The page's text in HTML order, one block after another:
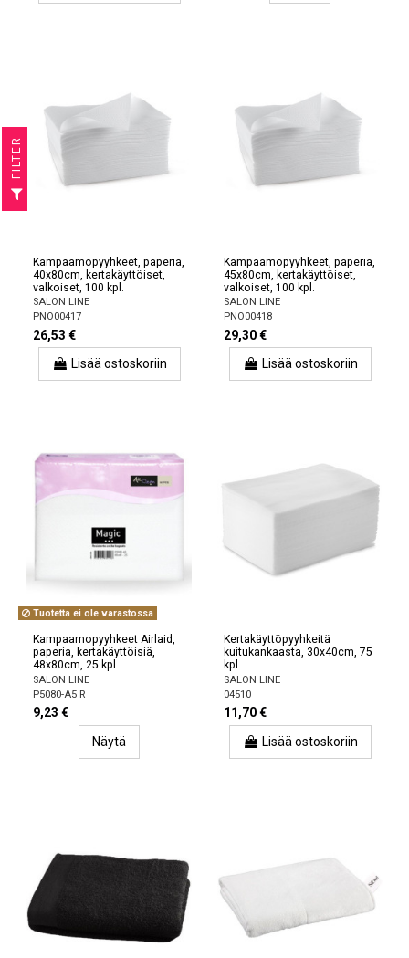
Kampaamopyyhkeet, paperia,
40x80cm, kertakäyttöiset,
valkoiset, 100 kpl.
SALON LINE
PNO00417
26,53 €
Lisää ostoskoriin
Kampaamopyyhkeet, paperia,
45x80cm, kertakäyttöiset,
valkoiset, 100 kpl.
SALON LINE
PNO00418
29,30 €
Lisää ostoskoriin
Tuotetta ei ole varastossa
Kampaamopyyhkeet Airlaid,
paperia, kertakäyttöisiä,
48x80cm, 25 kpl.
SALON LINE
P5080-A5 R
9,23 €
Näytä
Kertakäyttöpyyhkeitä
kuitukankaasta, 30x40cm, 75
kpl.
SALON LINE
04510
11,70 €
Lisää ostoskoriin
R